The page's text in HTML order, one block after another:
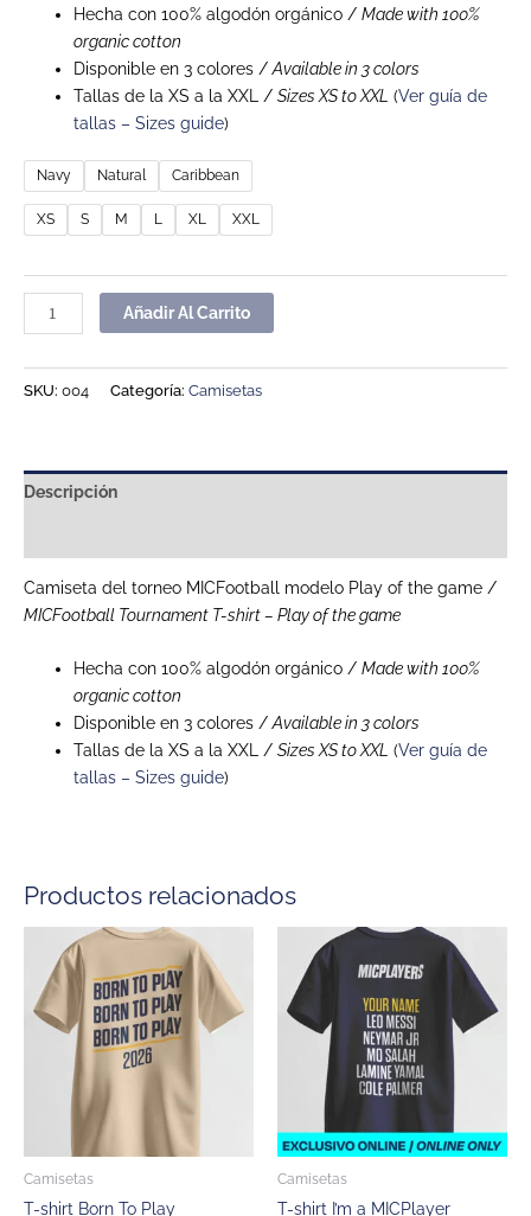
Hecha con 100% algodón orgánico / Made with 100%
organic cotton
Disponible en 3 colores /Available in 3 colors
Tallas de la XS a la XXL / Sizes XS to XXL (Ver guía de
tallas – Sizes guide)
Navy Natural Caribbean
XS S M L XL XXL
Añadir Al Carrito
SKU: 004 Categoría: Camisetas
Descripción
Camiseta del torneo MICFootball modelo Play of the game /
MICFootball Tournament T-shirt – Play of the game
Hecha con 100% algodón orgánico / Made with 100%
organic cotton
Disponible en 3 colores /Available in 3 colors
Tallas de la XS a la XXL / Sizes XS to XXL (Ver guía de
tallas – Sizes guide)
Productos relacionados
Camisetas
T-shirt Born To Play
producto
tiene
múltiples
Camisetas
T-shirt I’m a MICPlayer
tiene
se
pueden